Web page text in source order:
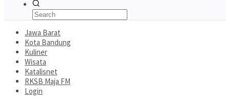
Jawa Barat
Kota Bandung
Kuliner
Wisata
Katalisnet
RKSB Maja FM
Login